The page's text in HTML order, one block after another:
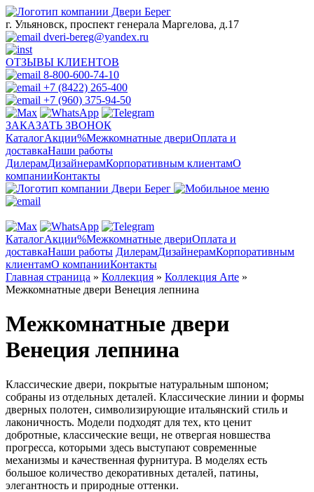
г. Ульяновск, проспект генерала Маргелова, д.17
dveri-bereg@yandex.ru
ОТЗЫВЫ КЛИЕНТОВ
8-800-600-74-10
+7 (8422) 265-400
+7 (960) 375-94-50
ЗАКАЗАТЬ ЗВОНОК
КаталогАкции%Межкомнатные двериОплата и
доставкаНаши работы
ДилерамДизайнерамКорпоративным клиентамО
компанииКонтакты
КаталогАкции%Межкомнатные двериОплата и
доставкаНаши работы ДилерамДизайнерамКорпоративным
клиентамО компанииКонтакты
Главная страница » Коллекция » Коллекция Arte »
Межкомнатные двери Венеция лепнина
Межкомнатные двери
Венеция лепнина
Классические двери, покрытые натуральным шпоном;
собраны из отдельных деталей. Классические линии и формы
дверных полотен, символизирующие итальянский стиль и
лаконичность. Модели подходят для тех, кто ценит
добротные, классические вещи, не отвергая новшества
прогресса, которыми здесь выступают современные
механизмы и качественная фурнитура. В моделях есть
большое количество декоративных деталей, патины,
элегантность и природные оттенки.